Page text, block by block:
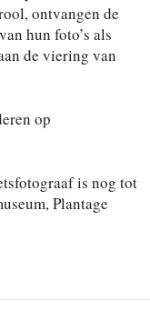
ontvangen de
hun foto’s als
de viering van
op
is nog tot
Plantage